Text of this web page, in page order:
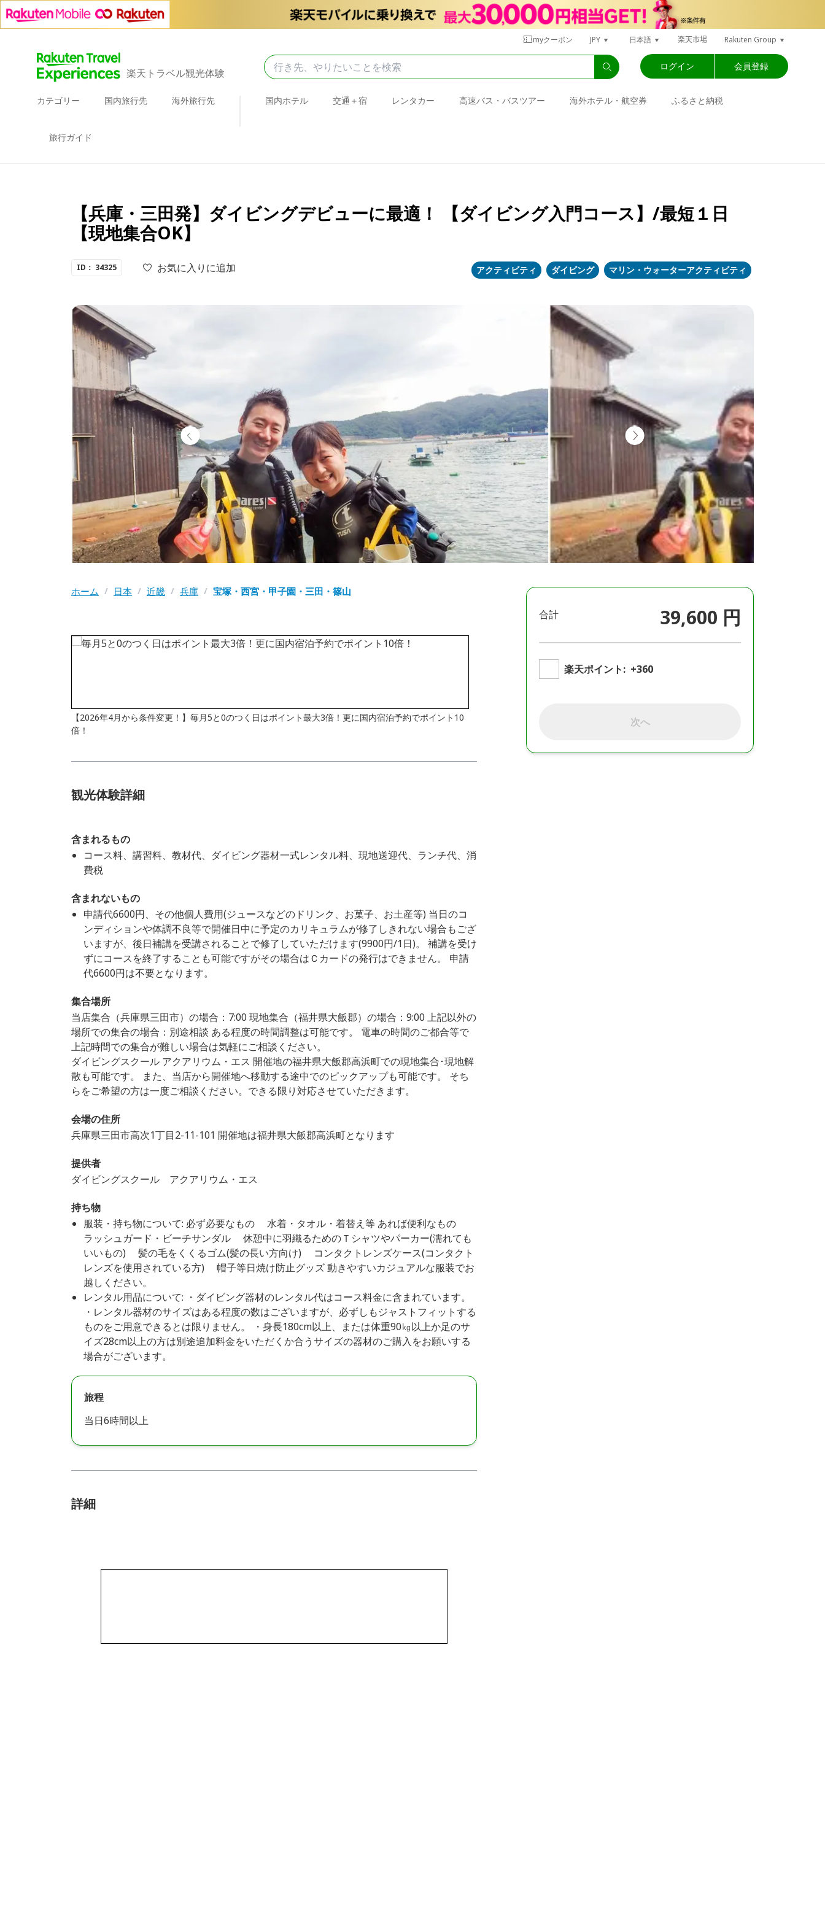
myクーポン JPY 日本語 楽天市場 Rakuten Group
楽天トラベル観光体験
ログイン 会員登録
カテゴリー 国内旅行先 海外旅行先 国内ホテル 交通＋宿 レンタカー 高速バス・バスツアー 海外ホテル・航空券 ふるさと納税
旅行ガイド
【兵庫・三田発】ダイビングデビューに最適！ 【ダイビング入門コース】/最短１日
【現地集合OK】
ID： 34325 お気に入りに追加 アクティビティ ダイビング マリン・ウォーターアクティビティ
ホーム / 日本 / 近畿 / 兵庫 / 宝塚・西宮・甲子園・三田・篠山
【2026年4月から条件変更！】毎月5と0のつく日はポイント最大3倍！更に国内宿泊予約でポイント10
倍！
観光体験詳細
含まれるもの
コース料、講習料、教材代、ダイビング器材一式レンタル料、現地送迎代、ランチ代、消
費税
含まれないもの
申請代6600円、その他個人費用(ジュースなどのドリンク、お菓子、お土産等) 当日のコ
ンディションや体調不良等で開催日中に予定のカリキュラムが修了しきれない場合もござ
いますが、後日補講を受講されることで修了していただけます(9900円/1日)。 補講を受け
ずにコースを終了することも可能ですがその場合はＣカードの発行はできません。 申請
代6600円は不要となります。
集合場所
当店集合（兵庫県三田市）の場合：7:00 現地集合（福井県大飯郡）の場合：9:00 上記以外の
場所での集合の場合：別途相談 ある程度の時間調整は可能です。 電車の時間のご都合等で
上記時間での集合が難しい場合は気軽にご相談ください。
ダイビングスクール アクアリウム・エス 開催地の福井県大飯郡高浜町での現地集合･現地解
散も可能です。 また、当店から開催地へ移動する途中でのピックアップも可能です。 そち
らをご希望の方は一度ご相談ください。できる限り対応させていただきます。
会場の住所
兵庫県三田市高次1丁目2-11-101 開催地は福井県大飯郡高浜町となります
提供者
ダイビングスクール アクアリウム・エス
持ち物
服装・持ち物について: 必ず必要なもの 水着・タオル・着替え等 あれば便利なもの
ラッシュガード・ビーチサンダル 休憩中に羽織るためのＴシャツやパーカー(濡れても
いいもの) 髪の毛をくくるゴム(髪の長い方向け) コンタクトレンズケース(コンタクト
レンズを使用されている方) 帽子等日焼け防止グッズ 動きやすいカジュアルな服装でお
越しください。
レンタル用品について: ・ダイビング器材のレンタル代はコース料金に含まれています。
・レンタル器材のサイズはある程度の数はございますが、必ずしもジャストフィットする
ものをご用意できるとは限りません。 ・身長180cm以上、または体重90㎏以上か足のサ
イズ28cm以上の方は別途追加料金をいただくか合うサイズの器材のご購入をお願いする
場合がございます。
旅程
当日6時間以上
詳細
合計 39,600 円
楽天ポイント: +360
次へ